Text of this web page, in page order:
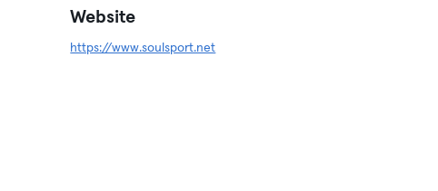
Website
https://www.soulsport.net